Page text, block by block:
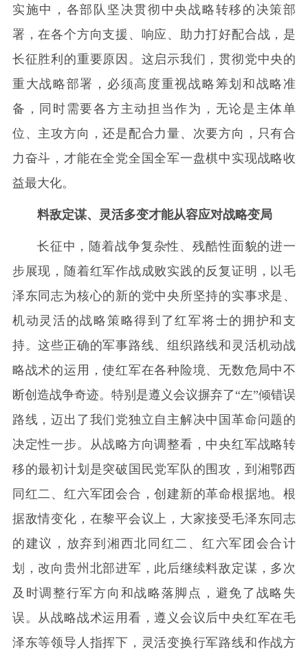
实施中，各部队坚决贯彻中央战略转移的决策部
署，在各个方向支援、响应、助力打好配合战，是
长征胜利的重要原因。这启示我们，贯彻党中央的
重大战略部署，必须高度重视战略筹划和战略准
备，同时需要各方主动担当作为，无论是主体单
位、主攻方向，还是配合力量、次要方向，只有合
力奋斗，才能在全党全国全军一盘棋中实现战略收
益最大化。
料敌定谋、灵活多变才能从容应对战略变局
长征中，随着战争复杂性、残酷性面貌的进一
步展现，随着红军作战成败实践的反复证明，以毛
泽东同志为核心的新的党中央所坚持的实事求是、
机动灵活的战略策略得到了红军将士的拥护和支
持。这些正确的军事路线、组织路线和灵活机动战
略战术的运用，使红军在各种险境、无数危局中不
断创造战争奇迹。特别是遵义会议摒弃了“左”倾错误
路线，迈出了我们党独立自主解决中国革命问题的
决定性一步。从战略方向调整看，中央红军战略转
移的最初计划是突破国民党军队的围攻，到湘鄂西
同红二、红六军团会合，创建新的革命根据地。根
据敌情变化，在黎平会议上，大家接受毛泽东同志
的建议，放弃到湘西北同红二、红六军团会合计
划，改向贵州北部进军，此后继续料敌定谋，多次
及时调整行军方向和战略落脚点，避免了战略失
误。从战略战术运用看，遵义会议后中央红军在毛
泽东等领导人指挥下，灵活变换行军路线和作战方